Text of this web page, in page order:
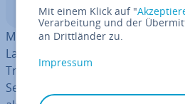
In­halts­ver­zeich­nis
Mehrere Fest­plat­ten zu einem
Laufwerk zu­sam­men­zu­set­zen,
Tradition. Im Laufe der Jahre
Setups
Mit einem Klick auf "
Verarbeitung und der
an Drittländer zu.
Impressum